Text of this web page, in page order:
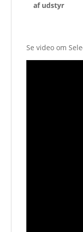
af udstyr
Se video om